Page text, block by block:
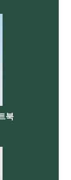
북